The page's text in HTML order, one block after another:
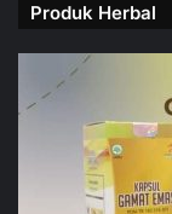
Produk Herbal